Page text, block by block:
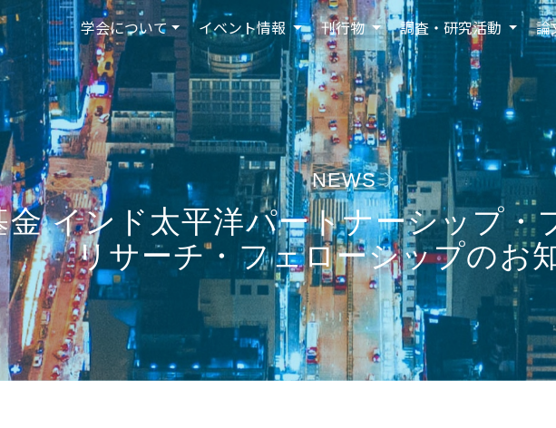
学会について イベント情報 刊行物 調査・研究活動 論
NEWS
金 インド太平洋パートナーシップ・
リサーチ・フェローシップのお